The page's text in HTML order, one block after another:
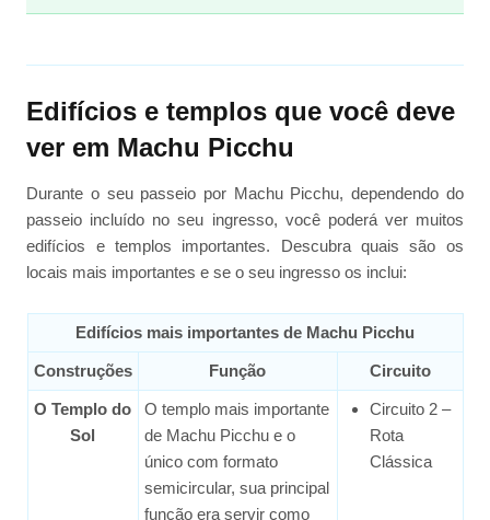
Edifícios e templos que você deve
ver em Machu Picchu
Durante o seu passeio por Machu Picchu, dependendo do
passeio incluído no seu ingresso, você poderá ver muitos
edifícios e templos importantes. Descubra quais são os
locais mais importantes e se o seu ingresso os inclui:
Edifícios mais importantes de Machu Picchu
Construções Função Circuito
O Templo do
Sol
O templo mais importante
de Machu Picchu e o
único com formato
semicircular, sua principal
função era servir como
Circuito 2 –
Rota
Clássica